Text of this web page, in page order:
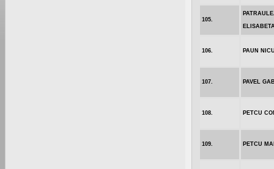
105.
106. PAUN
107. PAVEL
108. PETCU
109. PETCU